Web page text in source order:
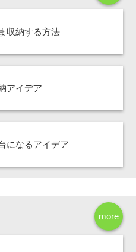
収納する方法
アイデア
になるアイデア
more